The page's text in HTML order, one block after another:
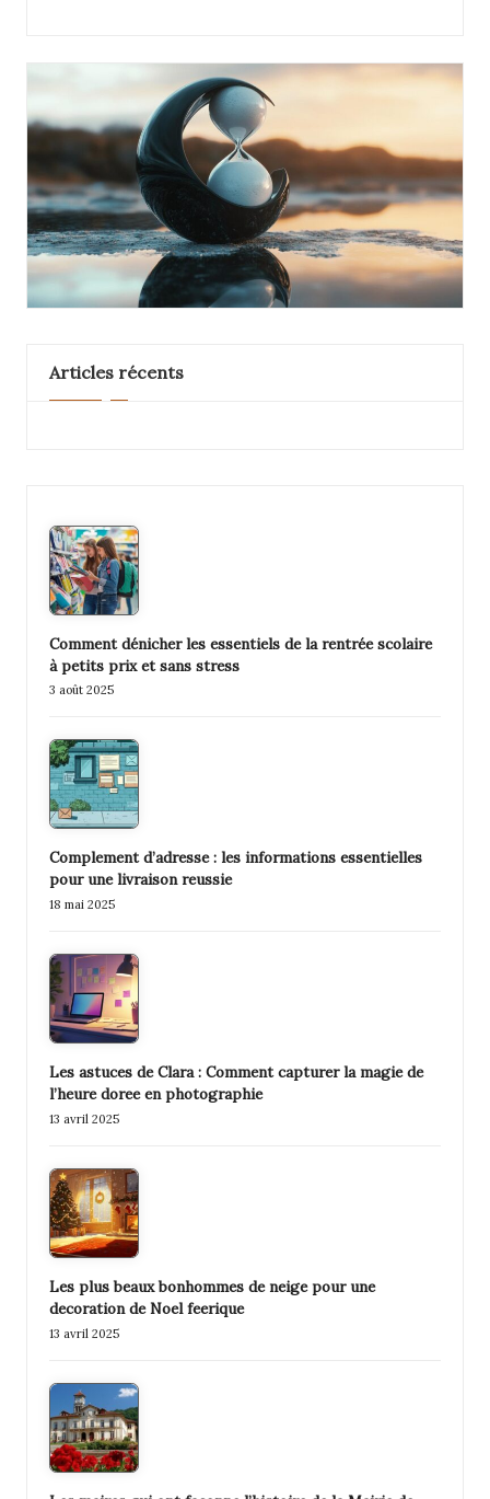
Articles récents
Comment dénicher les essentiels de la rentrée scolaire
à petits prix et sans stress
3 août 2025
Complement d’adresse : les informations essentielles
pour une livraison reussie
18 mai 2025
Les astuces de Clara : Comment capturer la magie de
l’heure doree en photographie
13 avril 2025
Les plus beaux bonhommes de neige pour une
decoration de Noel feerique
13 avril 2025